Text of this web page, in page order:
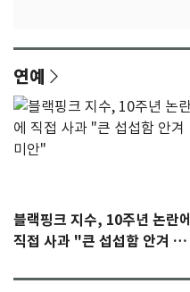
연예
블랙핑크 지수, 10주년 논란에
직접 사과 "큰 섭섭함 안겨 미